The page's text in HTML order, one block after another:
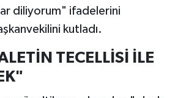
diliyorum" ifadelerini
kutladı.
TECELLİSİ İLE